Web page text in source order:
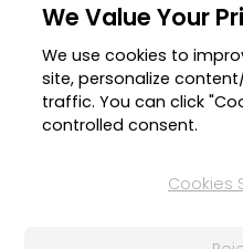
Community
Mitgliederbereich
Blog
We Value Your
We use cookies to
site, personalize
traffic. You can click
controlled consent.
Cookies